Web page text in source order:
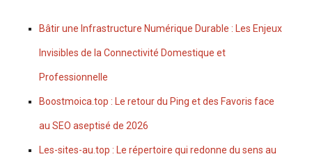
Bâtir une Infrastructure Numérique Durable : Les Enjeux
Invisibles de la Connectivité Domestique et
Professionnelle
Boostmoica.top : Le retour du Ping et des Favoris face
au SEO aseptisé de 2026
Les-sites-au.top : Le répertoire qui redonne du sens au